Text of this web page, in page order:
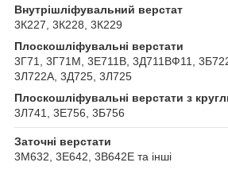
Внутрішліфувальний верстат
3К227, 3К228, 3К229
Плоскошліфувальні верстати
3Г71, 3Г71М, 3Е711В, 3Д711ВФ11,
3Л722А, 3Д725, 3Л725
Плоскошліфувальні верстати з
3Л741, 3Е756, 3Б756
Заточні верстати
3М632, 3Е642, 3В642Е та інші